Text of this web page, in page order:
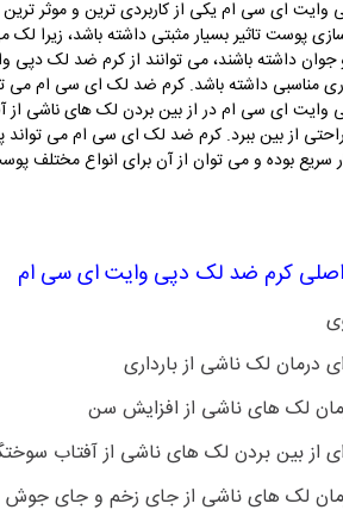
پوست تاثیر بسیار مثبتی داشته باشد، زیرا
داشته باشند، می توانند از کرم ضد لک دپی
مناسبی داشته باشد. کرم ضد لک ای سی ام می
ای سی ام در از بین بردن لک های ناشی از
از بین ببرد. کرم ضد لک ای سی ام می تواند
بوده و می توان از آن برای انواع مختلف
کرم ضد لک دپی وایت ای سی ام
درمان لک ناشی از بارداری
لک های ناشی از افزایش سن
از بین بردن لک های ناشی از آفتاب
لک های ناشی از جای زخم و جای جوش